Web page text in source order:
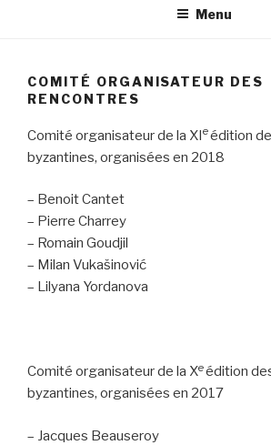
Menu
COMITÉ ORGANISATEUR DES
RENCONTRES
Comité organisateur de la XIeédition
byzantines, organisées en 2018
– Benoit Cantet
– Pierre Charrey
– Romain Goudjil
– Milan Vukašinović
– Lilyana Yordanova
Comité organisateur de la Xeédition
byzantines, organisées en 2017
– Jacques Beauseroy